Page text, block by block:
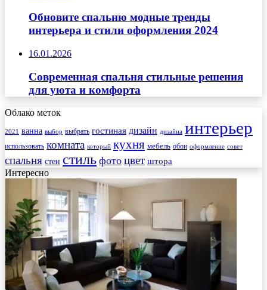
Обновите спальню модные тренды
интерьера и стили оформления 2024
16.01.2026
Современная спальня стильные решения
для уюта и комфорта
Облако меток
2021 ванна выбор выбрать гостиная дизайн дизайна интерьер
использовать комната который кухня мебель обои оформление совет
спальня стен стиль фото цвет штора
Интересно